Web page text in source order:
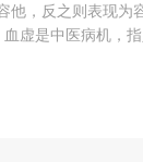
他，反之则表现为
虚是中医病机，